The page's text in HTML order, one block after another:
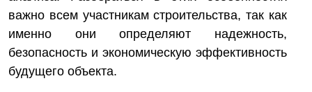
важно всем участникам строительства, так как
именно они определяют надежность,
безопасность и экономическую эффективность
будущего объекта.